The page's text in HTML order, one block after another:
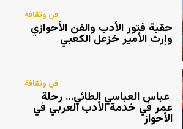
فن وثقافة
حقبة فتور الأدب والفن الأحوازي
وإرث الأمير خزعل الكعبي
فن وثقافة
عباس العباسي الطائي… رحلة
عمر في خدمة الأدب العربي في
الأحواز